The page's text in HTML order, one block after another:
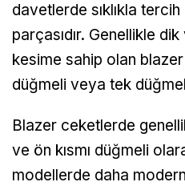
davetlerde sıklıkla
parçasıdır. Genellikle
kesime sahip olan
düğmeli veya tek
Blazer ceketlerde
ve ön kısmı düğmeli
modellerde daha